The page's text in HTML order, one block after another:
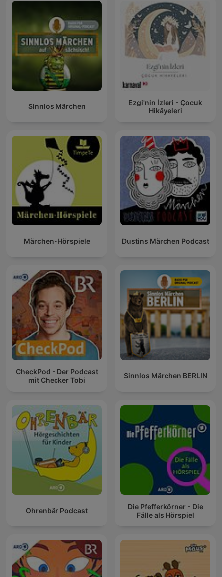
Sinnlos Märchen
Ezgi'nin İzleri - Çocuk
Hikâyeleri
Märchen-Hörspiele Dustins Märchen Podcast
CheckPod - Der Podcast
mit Checker Tobi
Sinnlos Märchen BERLIN
Ohrenbär Podcast
Die Pfefferkörner - Die
Fälle als Hörspiel